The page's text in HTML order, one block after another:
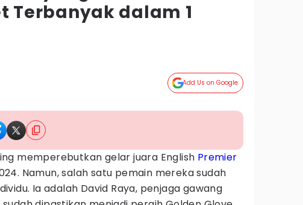
Terbanyak dalam 1
Add Us on Google
memperebutkan gelar juara English Premier
Namun, salah satu pemain mereka sudah
Ia adalah David Raya, penjaga gawang